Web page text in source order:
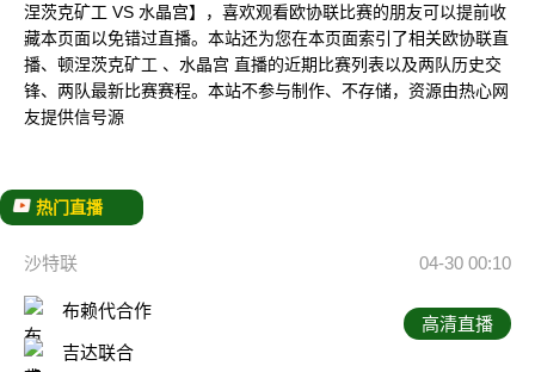
涅茨克矿工 VS 水晶宫】，喜欢观看欧协联比赛的朋友可以提前收
藏本页面以免错过直播。本站还为您在本页面索引了相关欧协联直
播、顿涅茨克矿工 、水晶宫 直播的近期比赛列表以及两队历史交
锋、两队最新比赛赛程。本站不参与制作、不存储，资源由热心网
友提供信号源
热门直播
沙特联 04-30 00:10
布赖代合作
吉达联合
高清直播